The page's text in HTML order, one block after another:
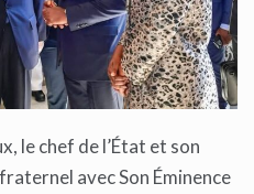
le chef de l’État et son
avec Son Éminence